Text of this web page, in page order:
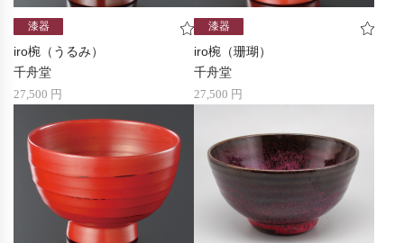
漆器
iro椀（うるみ）
千舟堂
27,500 円
漆器
iro椀（珊瑚）
千舟堂
27,500 円